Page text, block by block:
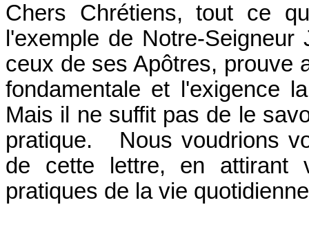
Chers Chrétiens, tout ce
l'exemple de Notre-
ceux de ses Apôtres, prouve
fondamentale et l'exigence
Mais il ne suffit pas de le
pratique. Nous voudrions
de cette lettre, en attirant
pratiques de la vie